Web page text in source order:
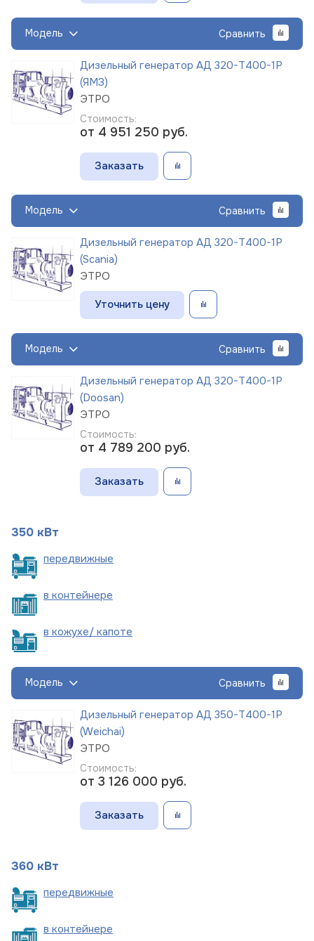
Модель Сравнить
Дизельный генератор АД 320-Т400-1Р
(ЯМЗ)
ЭТРО
Стоимость:
от 4 951 250 руб.
Заказать
Модель Сравнить
Дизельный генератор АД 320-Т400-1Р
(Scania)
ЭТРО
Уточнить цену
Модель Сравнить
Дизельный генератор АД 320-Т400-1Р
(Doosan)
ЭТРО
Стоимость:
от 4 789 200 руб.
Заказать
350 кВт
передвижные
в контейнере
в кожухе/ капоте
Модель Сравнить
Дизельный генератор АД 350-Т400-1Р
(Weichai)
ЭТРО
Стоимость:
от 3 126 000 руб.
Заказать
360 кВт
передвижные
в контейнере